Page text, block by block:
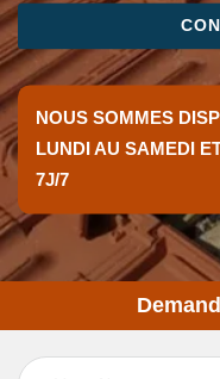
NOUS SOMMES
LUNDI AU SAMEDI
7J/7